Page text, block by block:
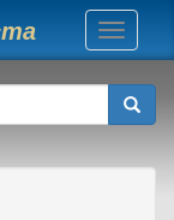
Toggle